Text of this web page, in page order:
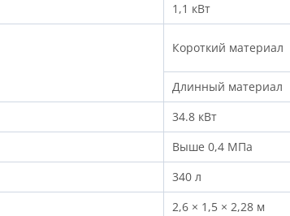
1,1 кВт
Короткий материал
Длинный материал
34.8 кВт
Выше 0,4 МПа
340 л
2,6 × 1,5 × 2,28 м